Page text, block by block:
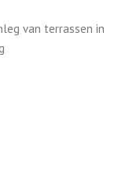
van terrassen in